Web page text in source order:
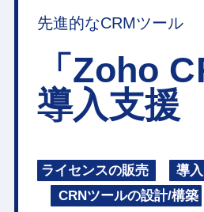
先進的なCRMツール
「Zoho
導入支援
ライセンスの販売
導
CRNツールの設計/構築